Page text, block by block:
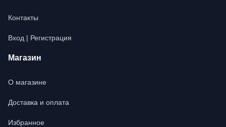
Контакты
Вход | Регистрация
Магазин
О магазине
Доставка и оплата
Избранное